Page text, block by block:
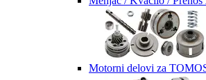
Motorni delovi za